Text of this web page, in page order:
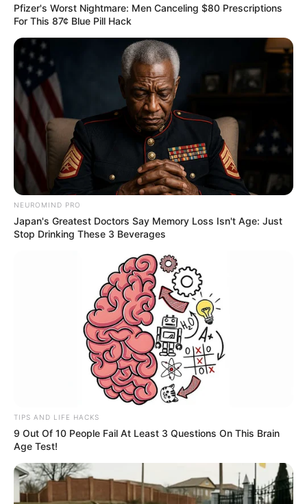
Pfizer's Worst Nightmare: Men Canceling $80 Prescriptions
For This 87¢ Blue Pill Hack
NEUROMIND PRO
Japan's Greatest Doctors Say Memory Loss Isn't Age: Just
Stop Drinking These 3 Beverages
TIPS AND LIFE HACKS
9 Out Of 10 People Fail At Least 3 Questions On This Brain
Age Test!